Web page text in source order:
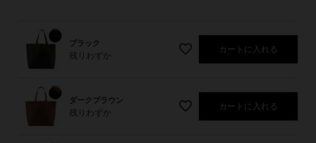
ブラック
残りわずか
カートに入れる
ダークブラウン
残りわずか
カートに入れる